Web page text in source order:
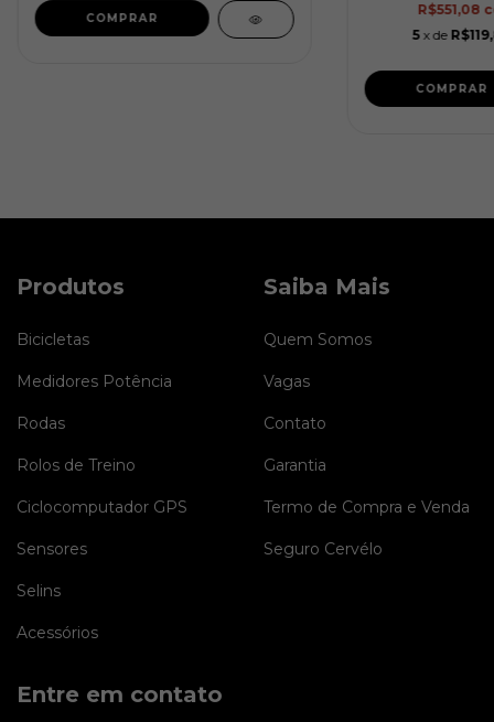
R$551,08
5 x de
Produtos
Bicicletas
Medidores Potência
Rodas
Rolos de Treino
Ciclocomputador GPS
Sensores
Selins
Acessórios
Saiba Mais
Quem Somos
Vagas
Contato
Garantia
Termo de Compra e Venda
Seguro Cervélo
Entre em contato